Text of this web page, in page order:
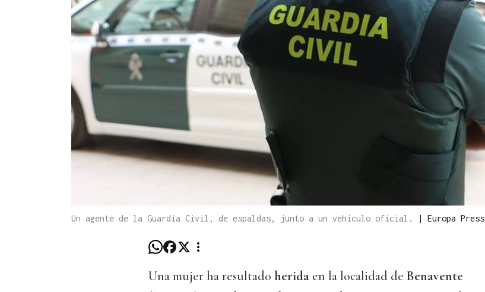
Un agente de la Guardia Civil, de espaldas, junto a un vehículo oficial. | Europa Press
Una mujer ha resultado herida en la localidad de Benavente